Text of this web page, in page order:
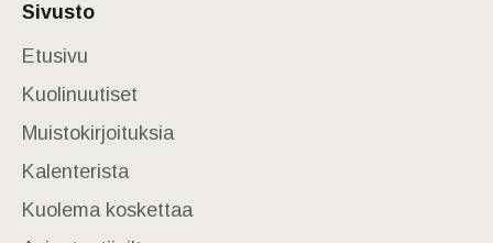
Sivusto
Etusivu
Kuolinuutiset
Muistokirjoituksia
Kalenterista
Kuolema koskettaa